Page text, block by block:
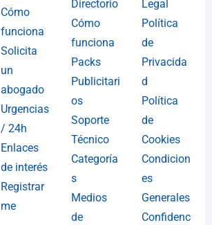
Cómo
funciona
Solicita
un
abogado
Urgencias
/ 24h
Enlaces
de interés
Registrar
me
Directorio
Cómo
funciona
Packs
Publicitari
os
Soporte
Técnico
Categoría
s
Medios
de
Legal
Política
de
Privacida
d
Política
de
Cookies
Condicion
es
Generales
Confidenc